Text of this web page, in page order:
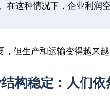
在这种情况下，企业利润
但生产和运输变得越来越
构稳定：人们